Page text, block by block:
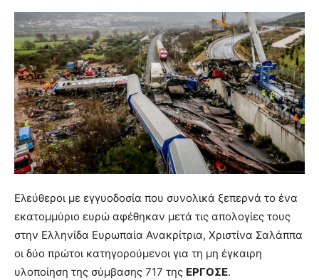
Ελεύθεροι με εγγυοδοσία που συνολικά ξεπερνά το ένα
εκατομμύριο ευρώ αφέθηκαν μετά τις απολογίες τους
στην Ελληνίδα Ευρωπαία Ανακρίτρια, Χριστίνα Σαλάππα
οι δύο πρώτοι κατηγορούμενοι για τη μη έγκαιρη
υλοποίηση της σύμβασης 717 της ΕΡΓΟΣΕ.